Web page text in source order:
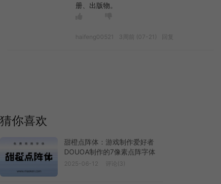
册、出版物。
haifeng00521 3周前 (07-21) 回复
猜你喜欢
甜橙点阵体：游戏制作爱好者
DOUOA制作的7像素点阵字体
2025-06-12 评论(3)